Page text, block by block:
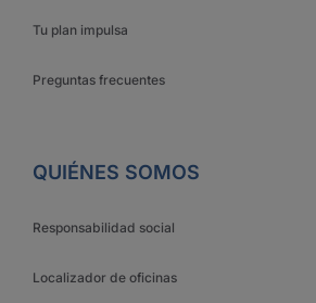
Tu plan impulsa
Preguntas frecuentes
QUIÉNES SOMOS
Responsabilidad social
Localizador de oficinas